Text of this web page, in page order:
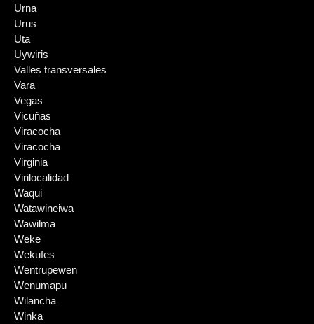
Urna
Urus
Uta
Uywiris
Valles transversales
Vara
Vegas
Vicuñas
Viracocha
Viracocha
Virginia
Virilocalidad
Waqui
Watawineiwa
Wawilma
Weke
Wekufes
Wentrupewen
Wenumapu
Wilancha
Winka